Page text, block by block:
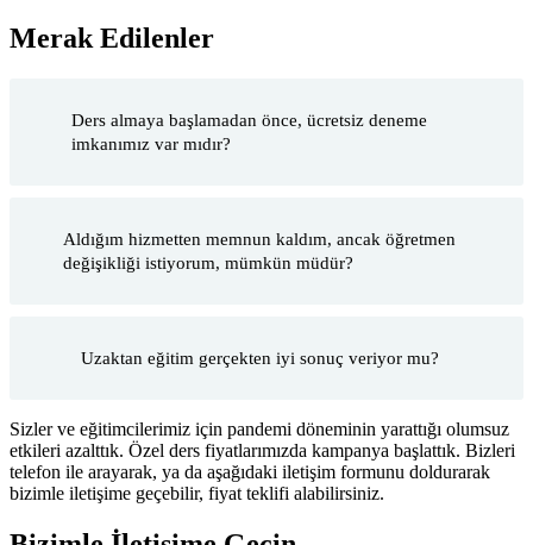
Merak Edilenler
Ders almaya başlamadan önce, ücretsiz deneme
imkanımız var mıdır?
Aldığım hizmetten memnun kaldım, ancak öğretmen
değişikliği istiyorum, mümkün müdür?
Uzaktan eğitim gerçekten iyi sonuç veriyor mu?
Sizler ve eğitimcilerimiz için pandemi döneminin yarattığı olumsuz
etkileri azalttık. Özel ders fiyatlarımızda kampanya başlattık. Bizleri
telefon ile arayarak, ya da aşağıdaki iletişim formunu doldurarak
bizimle iletişime geçebilir, fiyat teklifi alabilirsiniz.